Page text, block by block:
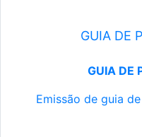
GUIA DE
GUIA DE
Emissão de guia